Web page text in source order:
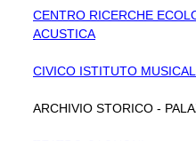
CENTRO RICERCHE
ACUSTICA
CIVICO ISTITUTO
ARCHIVIO STORICO -